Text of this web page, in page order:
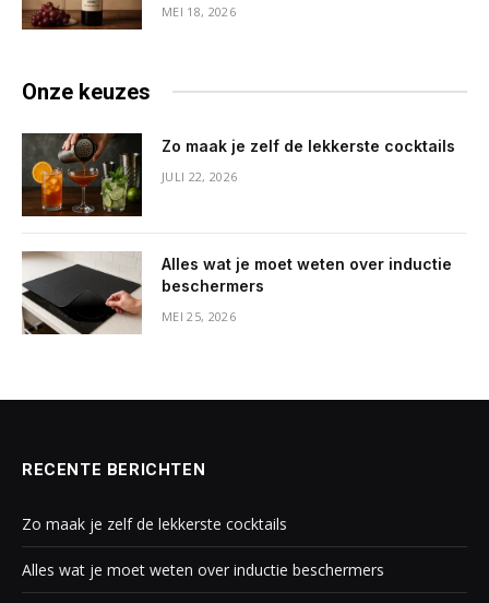
MEI 18, 2026
Onze keuzes
Zo maak je zelf de lekkerste cocktails
JULI 22, 2026
Alles wat je moet weten over inductie
beschermers
MEI 25, 2026
RECENTE BERICHTEN
Zo maak je zelf de lekkerste cocktails
Alles wat je moet weten over inductie beschermers